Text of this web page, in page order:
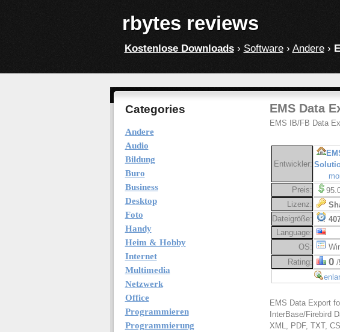
rbytes reviews
Kostenlose Downloads› Software› Andere›
Categories
Andere
Audio
Bildung
Buro
Business
Desktop
Foto
Handy
Heim & Hobby
Internet
Multimedia
Netzwerk
Office
Programmieren
Programmierung
EMS Data
EMS IB/FB Data
Entwickler:
Preis:
Lizenz:
Dateigröße:
Language:
OS:
Rating: 0/
EMS Data Export
InterBase/Firebird
XML, PDF, TXT,